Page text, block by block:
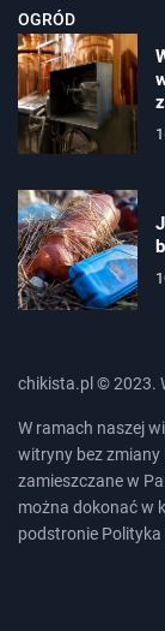
OGRÓD
chikista.pl © 2023.
W ramach naszej
witryny bez zmiany
zamieszczane w
można dokonać w
podstronie